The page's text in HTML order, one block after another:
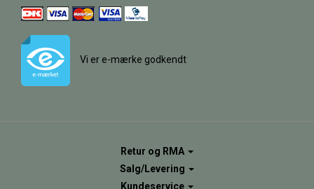
Vi er e-mærke godkendt
Retur og RMA
Salg/Levering
Kundeservice